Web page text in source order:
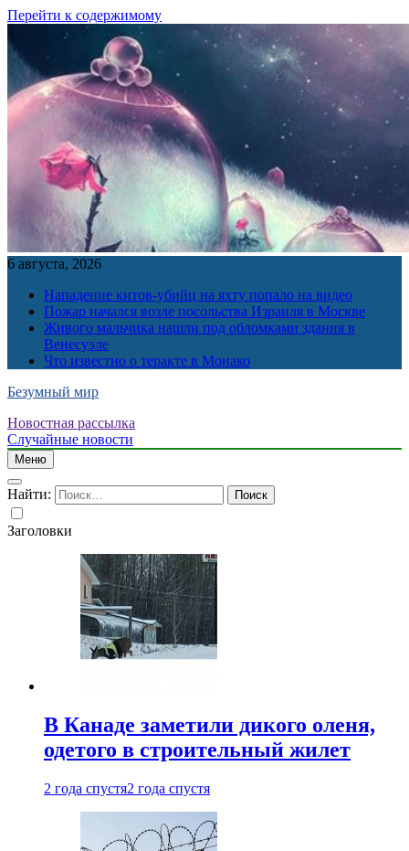
Перейти к содержимому
6 августа, 2026
Нападение китов-убийц на яхту попало на видео
Пожар начался возле посольства Израиля в Москве
Живого мальчика нашли под обломками здания в
Венесуэле
Что известно о теракте в Монако
Безумный мир
Новостная рассылка
Случайные новости
Меню
Найти:
Заголовки
В Канаде заметили дикого оленя,
одетого в строительный жилет
2 года спустя2 года спустя